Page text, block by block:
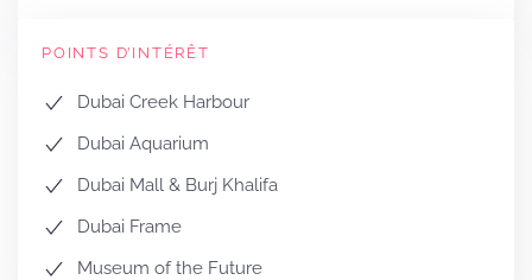
POINTS D’INTÉRÊT
Dubai Creek Harbour
Dubai Aquarium
Dubai Mall & Burj Khalifa
Dubai Frame
Museum of the Future